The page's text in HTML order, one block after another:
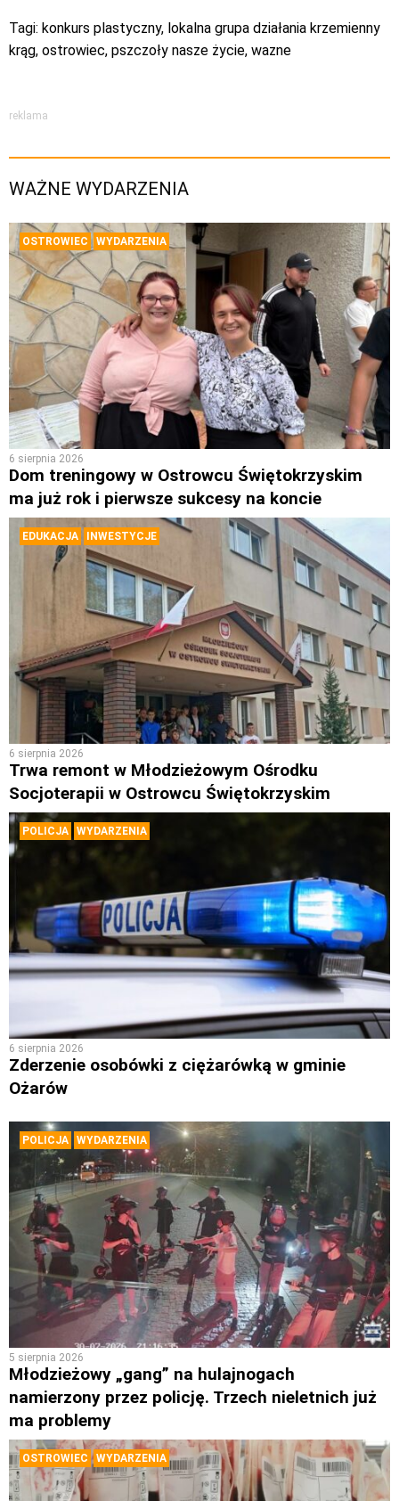
Tagi: konkurs plastyczny, lokalna grupa działania krzemienny
krąg, ostrowiec, pszczoły nasze życie, wazne
reklama
WAŻNE WYDARZENIA
OSTROWIEC WYDARZENIA
6 sierpnia 2026
Dom treningowy w Ostrowcu Świętokrzyskim
ma już rok i pierwsze sukcesy na koncie
EDUKACJA INWESTYCJE
6 sierpnia 2026
Trwa remont w Młodzieżowym Ośrodku
Socjoterapii w Ostrowcu Świętokrzyskim
POLICJA WYDARZENIA
6 sierpnia 2026
Zderzenie osobówki z ciężarówką w gminie
Ożarów
POLICJA WYDARZENIA
5 sierpnia 2026
Młodzieżowy „gang” na hulajnogach
namierzony przez policję. Trzech nieletnich już
ma problemy
OSTROWIEC WYDARZENIA